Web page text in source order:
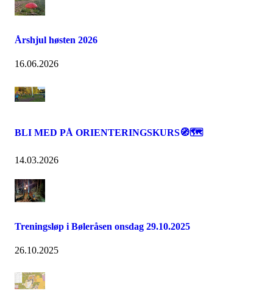
Årshjul høsten 2026
16.06.2026
BLI MED PÅ ORIENTERINGSKURS🧭🗺️
14.03.2026
Treningsløp i Bøleråsen onsdag 29.10.2025
26.10.2025